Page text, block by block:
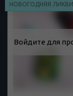
НОВОГОДНЯЯ
Войдите для